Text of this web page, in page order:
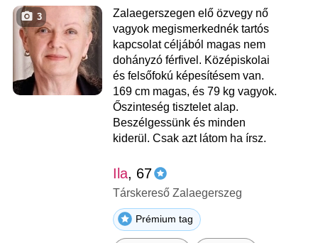
3
Zalaegerszegen elő özvegy nő
vagyok megismerkednék tartós
kapcsolat céljából magas nem
dohányzó férfivel. Középiskolai
és felsőfokú képesítésem van.
169 cm magas, és 79 kg vagyok.
Őszinteség tisztelet alap.
Beszélgessünk és minden
kiderül. Csak azt látom ha írsz.
Ila, 67
Társkereső Zalaegerszeg
Prémium tag